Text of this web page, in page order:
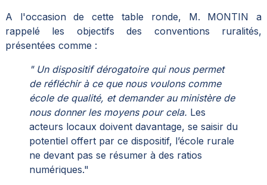
A l'occasion de cette table ronde, M. MONTIN a
rappelé les objectifs des conventions ruralités,
présentées comme :
" Un dispositif dérogatoire qui nous permet
de réfléchir à ce que nous voulons comme
école de qualité, et demander au ministère de
nous donner les moyens pour cela. Les
acteurs locaux doivent davantage, se saisir du
potentiel offert par ce dispositif, l’école rurale
ne devant pas se résumer à des ratios
numériques."